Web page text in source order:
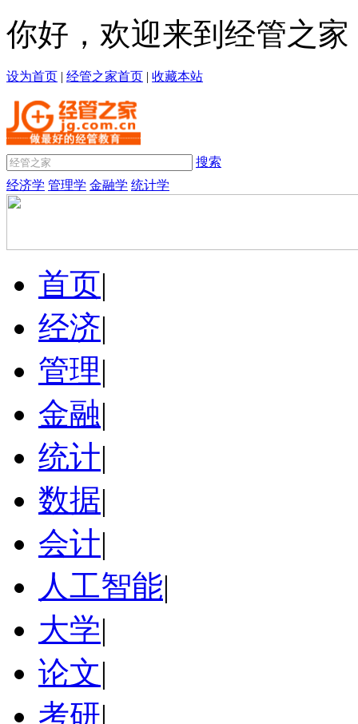
你好，欢迎来到经管之家
设为首页 | 经管之家首页 | 收藏本站
搜索
经济学 管理学 金融学 统计学
首页|
经济|
管理|
金融|
统计|
数据|
会计|
人工智能|
大学|
论文|
考研|